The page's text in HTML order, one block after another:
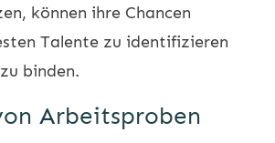
können ihre Chancen
Talente zu identifizieren
binden.
Arbeitsproben